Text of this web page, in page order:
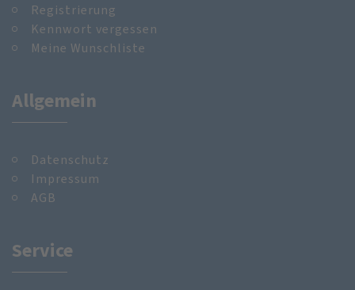
Registrierung
Kennwort vergessen
Meine Wunschliste
Allgemein
Datenschutz
Impressum
AGB
Service